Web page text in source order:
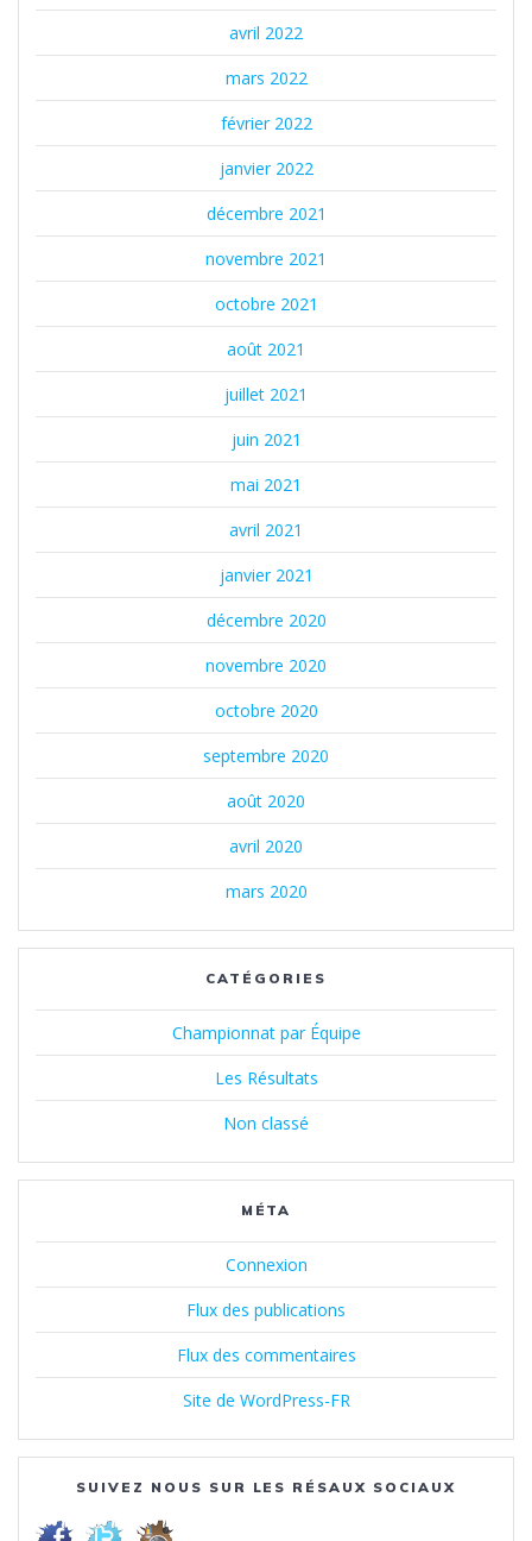
avril 2022
mars 2022
février 2022
janvier 2022
décembre 2021
novembre 2021
octobre 2021
août 2021
juillet 2021
juin 2021
mai 2021
avril 2021
janvier 2021
décembre 2020
novembre 2020
octobre 2020
septembre 2020
août 2020
avril 2020
mars 2020
CATÉGORIES
Championnat par Équipe
Les Résultats
Non classé
MÉTA
Connexion
Flux des publications
Flux des commentaires
Site de WordPress-FR
SUIVEZ NOUS SUR LES RÉSAUX SOCIAUX